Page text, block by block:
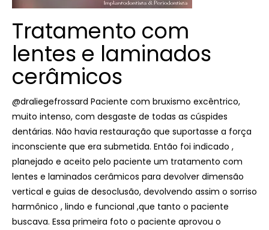
Tratamento com
lentes e laminados
cerâmicos
@draliegefrossard Paciente com bruxismo excêntrico,
muito intenso, com desgaste de todas as cúspides
dentárias. Não havia restauração que suportasse a força
inconsciente que era submetida.⁣ Então foi indicado ,
planejado e aceito pelo paciente um tratamento com
lentes e laminados cerâmicos para devolver dimensão
vertical e guias de desoclusão, devolvendo assim o sorriso
harmônico , lindo e funcional ,que tanto o paciente
buscava.⁣ Essa primeira foto o paciente aprovou o